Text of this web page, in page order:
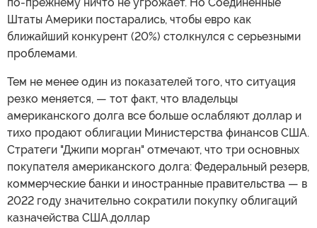
Штаты Америки постарались, чтобы евро как
ближайший конкурент (20%) столкнулся с серьезными
проблемами.
Тем не менее один из показателей того, что ситуация
резко меняется, — тот факт, что владельцы
американского долга все больше ослабляют доллар и
тихо продают облигации Министерства финансов США.
Стратеги "Джипи морган" отмечают, что три основных
покупателя американского долга: Федеральный резерв,
коммерческие банки и иностранные правительства — в
2022 году значительно сократили покупку облигаций
казначейства США.доллар